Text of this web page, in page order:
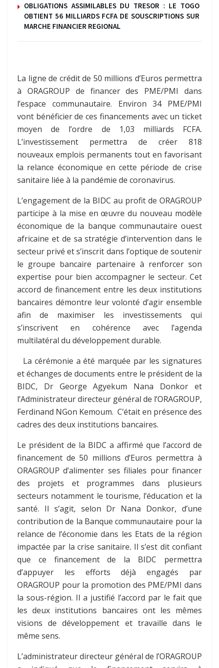
OBLIGATIONS ASSIMILABLES DU TRESOR : LE TOGO
OBTIENT 56 MILLIARDS FCFA DE SOUSCRIPTIONS SUR
MARCHE FINANCIER REGIONAL
La ligne de crédit de 50 millions d’Euros permettra
à ORAGROUP de financer des PME/PMI dans
l’espace communautaire. Environ 34 PME/PMI
vont bénéficier de ces financements avec un ticket
moyen de l’ordre de 1,03 milliards FCFA.
L’investissement permettra de créer 818
nouveaux emplois permanents tout en favorisant
la relance économique en cette période de crise
sanitaire liée à la pandémie de coronavirus.
L’engagement de la BIDC au profit de ORAGROUP
participe à la mise en œuvre du nouveau modèle
économique de la banque communautaire ouest
africaine et de sa stratégie d’intervention dans le
secteur privé et s’inscrit dans l’optique de soutenir
le groupe bancaire partenaire à renforcer son
expertise pour bien accompagner le secteur. Cet
accord de financement entre les deux institutions
bancaires démontre leur volonté d’agir ensemble
afin de maximiser les investissements qui
s’inscrivent en cohérence avec l’agenda
multilatéral du développement durable.
La cérémonie a été marquée par les signatures
et échanges de documents entre le président de la
BIDC, Dr George Agyekum Nana Donkor et
l’Administrateur directeur général de l’ORAGROUP,
Ferdinand NGon Kemoum. C’était en présence des
cadres des deux institutions bancaires.
Le président de la BIDC a affirmé que l’accord de
financement de 50 millions d’Euros permettra à
ORAGROUP d’alimenter ses filiales pour financer
des projets et programmes dans plusieurs
secteurs notamment le tourisme, l’éducation et la
santé. Il s’agit, selon Dr Nana Donkor, d’une
contribution de la Banque communautaire pour la
relance de l’économie dans les Etats de la région
impactée par la crise sanitaire. Il s’est dit confiant
que ce financement de la BIDC permettra
d’appuyer les efforts déjà engagés par
ORAGROUP pour la promotion des PME/PMI dans
la sous-région. Il a justifié l’accord par le fait que
les deux institutions bancaires ont les mêmes
visions de développement et travaille dans le
même sens.
L’administrateur directeur général de l’ORAGROUP